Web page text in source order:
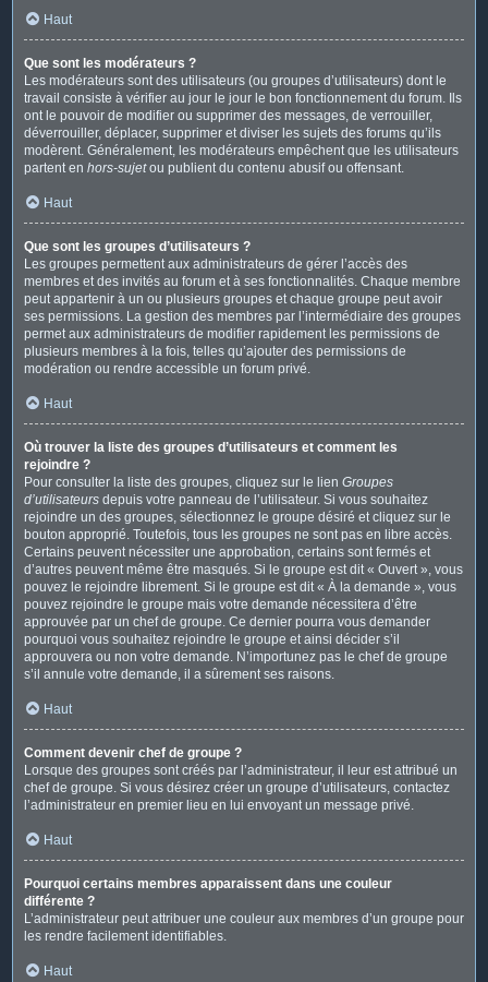
Haut
Que sont les modérateurs ?
Les modérateurs sont des utilisateurs (ou groupes d’utilisateurs) dont le
travail consiste à vérifier au jour le jour le bon fonctionnement du forum. Ils
ont le pouvoir de modifier ou supprimer des messages, de verrouiller,
déverrouiller, déplacer, supprimer et diviser les sujets des forums qu’ils
modèrent. Généralement, les modérateurs empêchent que les utilisateurs
partent en hors-sujetou publient du contenu abusif ou offensant.
Haut
Que sont les groupes d’utilisateurs ?
Les groupes permettent aux administrateurs de gérer l’accès des
membres et des invités au forum et à ses fonctionnalités. Chaque membre
peut appartenir à un ou plusieurs groupes et chaque groupe peut avoir
ses permissions. La gestion des membres par l’intermédiaire des groupes
permet aux administrateurs de modifier rapidement les permissions de
plusieurs membres à la fois, telles qu’ajouter des permissions de
modération ou rendre accessible un forum privé.
Haut
Où trouver la liste des groupes d’utilisateurs et comment les
rejoindre ?
Pour consulter la liste des groupes, cliquez sur le lien Groupes
d’utilisateurs depuis votre panneau de l’utilisateur. Si vous souhaitez
rejoindre un des groupes, sélectionnez le groupe désiré et cliquez sur le
bouton approprié. Toutefois, tous les groupes ne sont pas en libre accès.
Certains peuvent nécessiter une approbation, certains sont fermés et
d’autres peuvent même être masqués. Si le groupe est dit « Ouvert », vous
pouvez le rejoindre librement. Si le groupe est dit « À la demande », vous
pouvez rejoindre le groupe mais votre demande nécessitera d’être
approuvée par un chef de groupe. Ce dernier pourra vous demander
pourquoi vous souhaitez rejoindre le groupe et ainsi décider s’il
approuvera ou non votre demande. N’importunez pas le chef de groupe
s’il annule votre demande, il a sûrement ses raisons.
Haut
Comment devenir chef de groupe ?
Lorsque des groupes sont créés par l’administrateur, il leur est attribué un
chef de groupe. Si vous désirez créer un groupe d’utilisateurs, contactez
l’administrateur en premier lieu en lui envoyant un message privé.
Haut
Pourquoi certains membres apparaissent dans une couleur
différente ?
L’administrateur peut attribuer une couleur aux membres d’un groupe pour
les rendre facilement identifiables.
Haut